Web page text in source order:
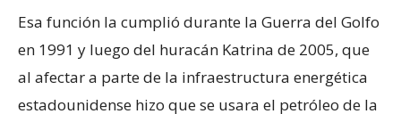
Esa función la cumplió durante la Guerra del Golfo
en 1991 y luego del huracán Katrina de 2005, que
al afectar a parte de la infraestructura energética
estadounidense hizo que se usara el petróleo de la